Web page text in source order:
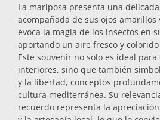
Vasos
Vasos de chupito
La mariposa presenta una
acompañada de sus ojos amarillos
evoca la magia de los insectos en
aportando un aire fresco y
Este souvenir no solo es ideal
interiores, sino que también
y la libertad, conceptos
cultura mediterránea. Su
recuerdo representa la